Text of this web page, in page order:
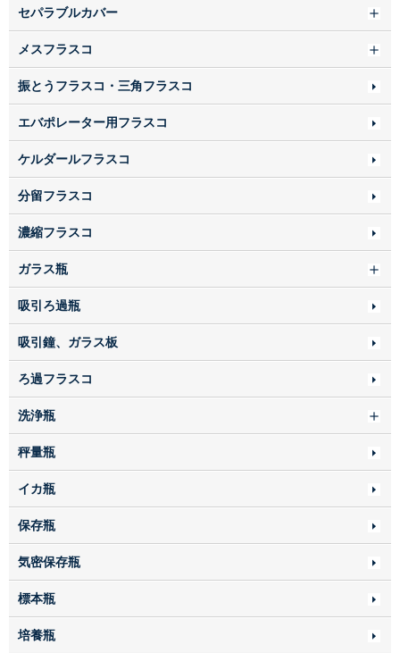
セパラブルカバー
メスフラスコ
振とうフラスコ・三角フラスコ
エバポレーター用フラスコ
ケルダールフラスコ
分留フラスコ
濃縮フラスコ
ガラス瓶
吸引ろ過瓶
吸引鐘、ガラス板
ろ過フラスコ
洗浄瓶
秤量瓶
イカ瓶
保存瓶
気密保存瓶
標本瓶
培養瓶